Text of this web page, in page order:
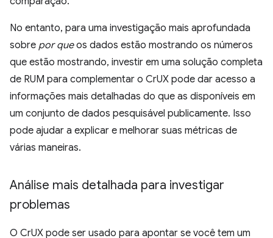
No entanto, para uma investigação mais aprofundada
sobre por queos dados estão mostrando os números
que estão mostrando, investir em uma solução completa
de RUM para complementar o CrUX pode dar acesso a
informações mais detalhadas do que as disponíveis em
um conjunto de dados pesquisável publicamente. Isso
pode ajudar a explicar e melhorar suas métricas de
várias maneiras.
Análise mais detalhada para investigar
problemas
O CrUX pode ser usado para apontar se você tem um